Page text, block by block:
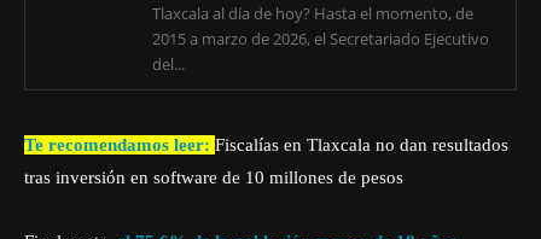
Tlaxcala al día de hoy? Hasta el momento, de
2015 a marzo de 2026, el Secretariado Ejecutivo
del...
Te recomendamos leer: Fiscalías en Tlaxcala no dan resultados
tras inversión en software de 10 millones de pesos